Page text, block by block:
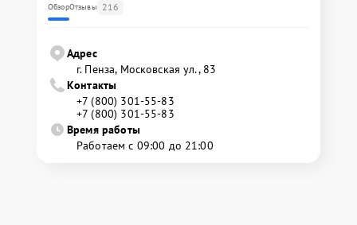
ОбзорОтзывы 216
Адрес
г. Пенза, Московская ул., 83
Контакты
+7 (800) 301-55-83
+7 (800) 301-55-83
Время работы
Работаем с 09:00 до 21:00